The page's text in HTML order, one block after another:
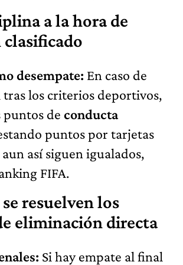
a la hora de
desempate: En caso de
los criterios deportivos,
puntos de conducta
puntos por tarjetas
así siguen igualados,
FIFA.
resuelven los
eliminación directa
Si hay empate al final